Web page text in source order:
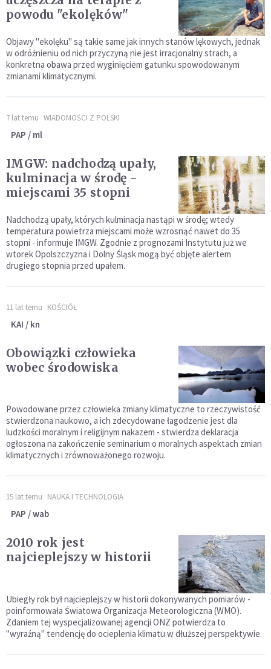
powodu "ekolęków"
Objawy "ekolęku" są takie same jak innych stanów lękowych, jednak
w odróżnieniu od nich przyczyną nie jest irracjonalny strach, a
konkretna obawa przed wyginięciem gatunku spowodowanym
zmianami klimatycznymi.
7 lat temu WIADOMOŚCI Z POLSKI
PAP / ml
IMGW: nadchodzą upały,
kulminacja w środę -
miejscami 35 stopni
Nadchodzą upały, których kulminacja nastąpi w środę; wtedy
temperatura powietrza miejscami może wzrosnąć nawet do 35
stopni - informuje IMGW. Zgodnie z prognozami Instytutu już we
wtorek Opolszczyzna i Dolny Śląsk mogą być objęte alertem
drugiego stopnia przed upałem.
11 lat temu KOŚCIÓŁ
KAI / kn
Obowiązki człowieka
wobec środowiska
Powodowane przez człowieka zmiany klimatyczne to rzeczywistość
stwierdzona naukowo, a ich zdecydowane łagodzenie jest dla
ludzkości moralnym i religijnym nakazem - stwierdza deklaracja
ogłoszona na zakończenie seminarium o moralnych aspektach zmian
klimatycznych i zrównoważonego rozwoju.
15 lat temu NAUKA I TECHNOLOGIA
PAP / wab
2010 rok jest
najcieplejszy w historii
Ubiegły rok był najcieplejszy w historii dokonywanych pomiarów -
poinformowała Światowa Organizacja Meteorologiczna (WMO).
Zdaniem tej wyspecjalizowanej agencji ONZ potwierdza to
"wyraźną" tendencję do ocieplenia klimatu w dłuższej perspektywie.